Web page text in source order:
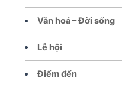
Văn hoá – Đời sống
Lễ hội
Điểm đến